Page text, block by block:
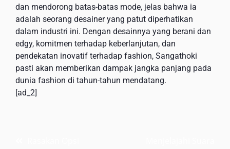
dan mendorong batas-batas mode, jelas bahwa ia
adalah seorang desainer yang patut diperhatikan
dalam industri ini. Dengan desainnya yang berani dan
edgy, komitmen terhadap keberlanjutan, dan
pendekatan inovatif terhadap fashion, Sangathoki
pasti akan memberikan dampak jangka panjang pada
dunia fashion di tahun-tahun mendatang.
[ad_2]